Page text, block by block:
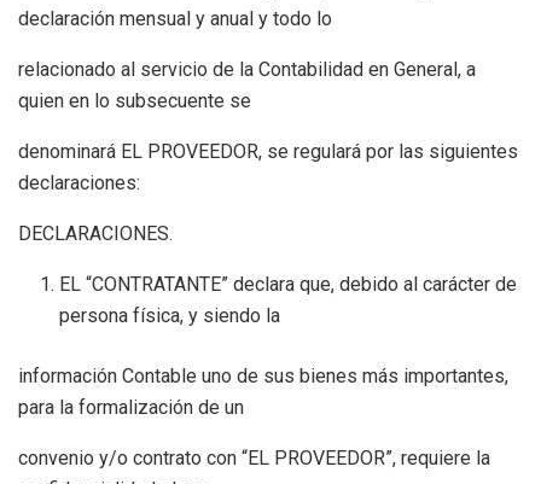
declaración mensual y anual y todo lo
relacionado al servicio de la Contabilidad en General, a
quien en lo subsecuente se
denominará EL PROVEEDOR, se regulará por las siguientes
declaraciones:
DECLARACIONES.
EL “CONTRATANTE” declara que, debido al carácter de
persona física, y siendo la
información Contable uno de sus bienes más importantes,
para la formalización de un
convenio y/o contrato con “EL PROVEEDOR”, requiere la